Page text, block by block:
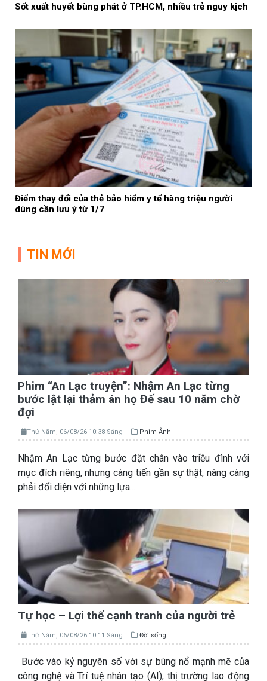
Sốt xuất huyết bùng phát ở TP.HCM, nhiều trẻ nguy kịch
Điểm thay đổi của thẻ bảo hiểm y tế hàng triệu người
dùng cần lưu ý từ 1/7
TIN MỚI
Phim “An Lạc truyện”: Nhậm An Lạc từng
bước lật lại thảm án họ Đế sau 10 năm chờ
đợi
Thứ Năm, 06/08/26 10:38 Sáng Phim Ảnh
Nhậm An Lạc từng bước đặt chân vào triều đình với
mục đích riêng, nhưng càng tiến gần sự thật, nàng càng
phải đối diện với những lựa…
Tự học – Lợi thế cạnh tranh của người trẻ
Thứ Năm, 06/08/26 10:11 Sáng Đời sống
Bước vào kỷ nguyên số với sự bùng nổ mạnh mẽ của
công nghệ và Trí tuệ nhân tạo (AI), thị trường lao động